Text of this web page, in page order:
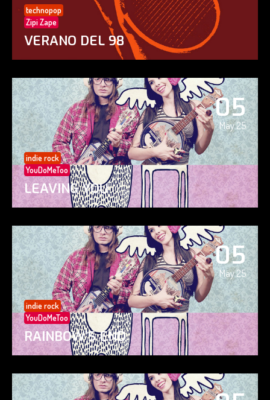
technopop
Zipi Zape
VERANO DEL 98
05
May 25
indie rock
YouDoMeToo
LEAVING YOU
05
May 25
indie rock
YouDoMeToo
RAINBOW’S END